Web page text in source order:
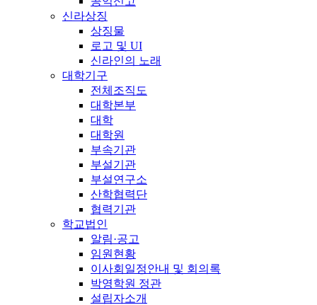
신라상징
상징물
로고 및 UI
신라인의 노래
대학기구
전체조직도
대학본부
대학
대학원
부속기관
부설기관
부설연구소
산학협력단
협력기관
학교법인
알림·공고
임원현황
이사회일정안내 및 회의록
박영학원 정관
설립자소개